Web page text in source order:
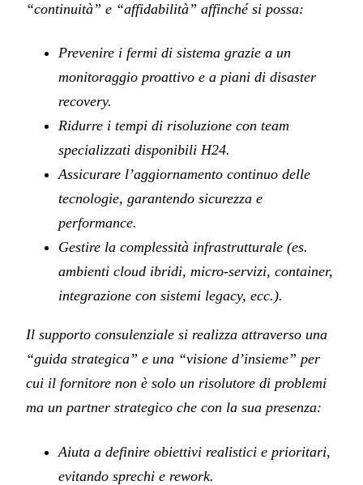
“continuità” e “affidabilità” affinché si possa:
Prevenire i fermi di sistema grazie a un
monitoraggio proattivo e a piani di disaster
recovery.
Ridurre i tempi di risoluzione con team
specializzati disponibili H24.
Assicurare l’aggiornamento continuo delle
tecnologie, garantendo sicurezza e
performance.
Gestire la complessità infrastrutturale (es.
ambienti cloud ibridi, micro-servizi, container,
integrazione con sistemi legacy, ecc.).
Il supporto consulenziale si realizza attraverso una
“guida strategica” e una “visione d’insieme” per
cui il fornitore non è solo un risolutore di problemi
ma un partner strategico che con la sua presenza:
Aiuta a definire obiettivi realistici e prioritari,
evitando sprechi e rework.